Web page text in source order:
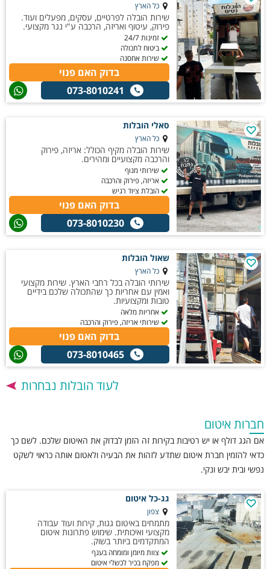
כל הארץ
שירות הובלה לפרטיים, עסקים, מפעלים ועוד.
פירוק, עיטוף ואריזה, הרכבה ע"י נגר מקצועי.
זמינות 24/7
ביטוח לתכולה
שירות אחסנה
בדוק האם פנוי
073-8010241
סאלי הובלות
כל הארץ
שירות הובלה מקיף הכולל: אריזה, פירוק
והרכבה מקצועיים ומהירים.
שירותי מנוף
אריזה, פירוק והרכבה
הובלת ציוד רגיש
בדוק האם פנוי
073-8010230
שאול הובלות
כל הארץ
שירותי הובלה בכל רחבי הארץ. שירות מקצועי
ואמין עם אחריות כך שהתכולה שלכם בידיים
טובות ומקצועיות.
אחריות מלאה
שירותי אריזה, פירוק והרכבה
בדוק האם פנוי
073-8010465
לעוד הובלות נבחרות
חברות איטום
אם הגג דולף או יש רטיבות בקירות זה הזמן לבדוק את האיטום שלכם. לשם כך
כדאי להזמין חברת איטום שתדע לזהות את הבעיה ולאטום אותה כראוי לשקט
נפשי ובית יבש ונקי.
גג-כל איטום
צפון
מתמחים באיטום גגות, קירות ועוד עבודה
מקצועי ואיכותית. שימוש פתרונות איטום
המתקדמים ביותר בשוק.
צוות מיומן ומומחה בענף
מפקח בכיר לכשלי איטום